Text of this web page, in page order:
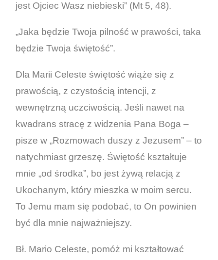
jest Ojciec Wasz niebieski” (Mt 5, 48).
„Jaka będzie Twoja pilność w prawości, taka
będzie Twoja świętość”.
Dla Marii Celeste świętość wiąże się z
prawością, z czystością intencji, z
wewnętrzną uczciwością. Jeśli nawet na
kwadrans stracę z widzenia Pana Boga –
pisze w „Rozmowach duszy z Jezusem” – to
natychmiast grzeszę. Świętość kształtuje
mnie „od środka”, bo jest żywą relacją z
Ukochanym, który mieszka w moim sercu.
To Jemu mam się podobać, to On powinien
być dla mnie najważniejszy.
Bł. Mario Celeste, pomóż mi kształtować